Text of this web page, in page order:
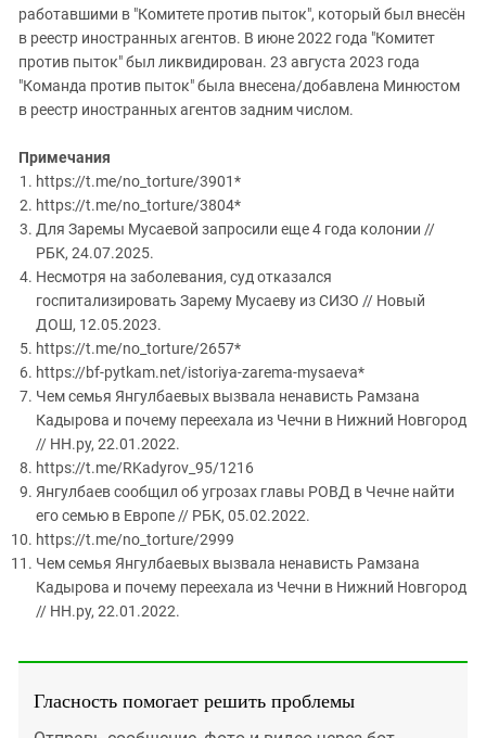
работавшими в "Комитете против пыток", который был внесён
в реестр иностранных агентов. В июне 2022 года "Комитет
против пыток" был ликвидирован. 23 августа 2023 года
"Команда против пыток" была внесена/добавлена Минюстом
в реестр иностранных агентов задним числом.
Примечания
https://t.me/no_torture/3901*
https://t.me/no_torture/3804*
Для Заремы Мусаевой запросили еще 4 года колонии //
РБК, 24.07.2025.
Несмотря на заболевания, суд отказался
госпитализировать Зарему Мусаеву из СИЗО // Новый
ДОШ, 12.05.2023.
https://t.me/no_torture/2657*
https://bf-pytkam.net/istoriya-zarema-mysaeva*
Чем семья Янгулбаевых вызвала ненависть Рамзана
Кадырова и почему переехала из Чечни в Нижний Новгород
// НН.ру, 22.01.2022.
https://t.me/RKadyrov_95/1216
Янгулбаев сообщил об угрозах главы РОВД в Чечне найти
его семью в Европе // РБК, 05.02.2022.
https://t.me/no_torture/2999
Чем семья Янгулбаевых вызвала ненависть Рамзана
Кадырова и почему переехала из Чечни в Нижний Новгород
// НН.ру, 22.01.2022.
Гласность помогает решить проблемы